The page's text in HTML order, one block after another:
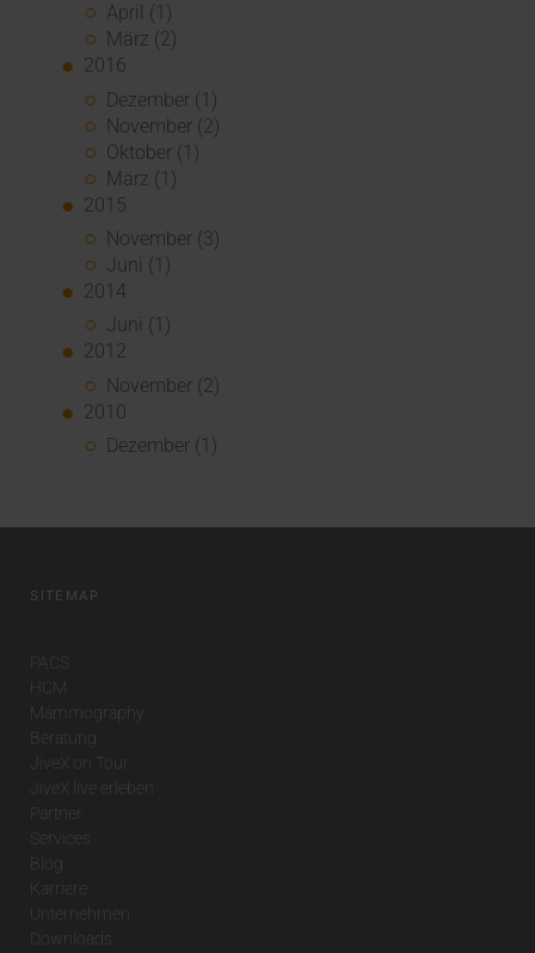
April (1)
März (2)
2016
Dezember (1)
November (2)
Oktober (1)
März (1)
2015
November (3)
Juni (1)
2014
Juni (1)
2012
November (2)
2010
Dezember (1)
SITEMAP
PACS
HCM
Mammography
Beratung
JiveX on Tour
JiveX live erleben
Partner
Services
Blog
Karriere
Unternehmen
Downloads